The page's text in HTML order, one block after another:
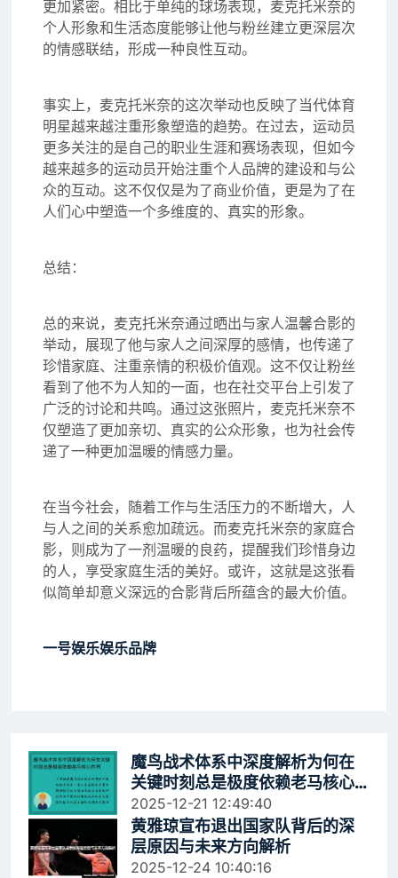
更加紧密。相比于单纯的球场表现，麦克托米奈的
个人形象和生活态度能够让他与粉丝建立更深层次
的情感联结，形成一种良性互动。
事实上，麦克托米奈的这次举动也反映了当代体育
明星越来越注重形象塑造的趋势。在过去，运动员
更多关注的是自己的职业生涯和赛场表现，但如今
越来越多的运动员开始注重个人品牌的建设和与公
众的互动。这不仅仅是为了商业价值，更是为了在
人们心中塑造一个多维度的、真实的形象。
总结：
总的来说，麦克托米奈通过晒出与家人温馨合影的
举动，展现了他与家人之间深厚的感情，也传递了
珍惜家庭、注重亲情的积极价值观。这不仅让粉丝
看到了他不为人知的一面，也在社交平台上引发了
广泛的讨论和共鸣。通过这张照片，麦克托米奈不
仅塑造了更加亲切、真实的公众形象，也为社会传
递了一种更加温暖的情感力量。
在当今社会，随着工作与生活压力的不断增大，人
与人之间的关系愈加疏远。而麦克托米奈的家庭合
影，则成为了一剂温暖的良药，提醒我们珍惜身边
的人，享受家庭生活的美好。或许，这就是这张看
似简单却意义深远的合影背后所蕴含的最大价值。
一号娱乐娱乐品牌
魔鸟战术体系中深度解析为何在
关键时刻总是极度依赖老马核心
作用
2025-12-21 12:49:40
黄雅琼宣布退出国家队背后的深
层原因与未来方向解析
2025-12-24 10:40:16